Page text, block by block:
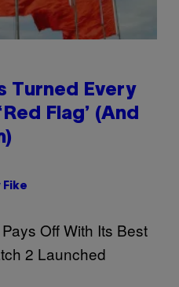
Turned Every
Flag’ (And
Fike